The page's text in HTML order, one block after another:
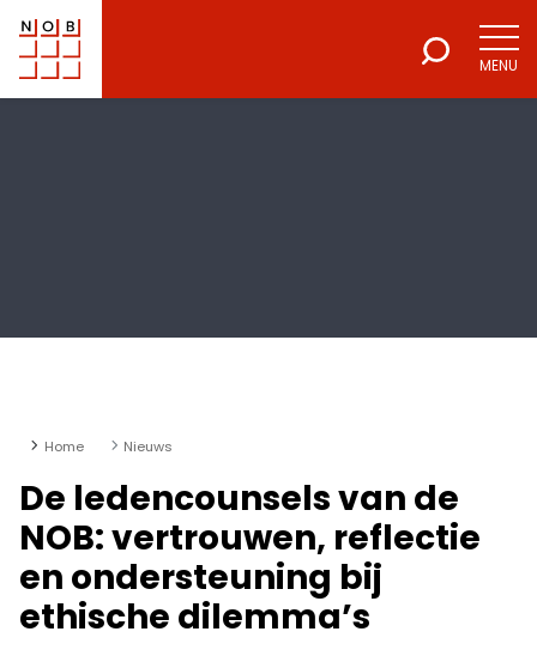
NOB
Voor een excellente beroepsuitoefening
MENU
Home Nieuws
De ledencounsels van de
NOB: vertrouwen, reflectie
en ondersteuning bij
ethische dilemma’s